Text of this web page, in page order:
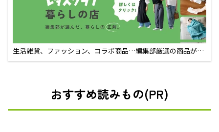
生活雑貨、ファッション、コラボ商品…編集部厳選の商品が買
えるECサイト
おすすめ読みもの(PR)